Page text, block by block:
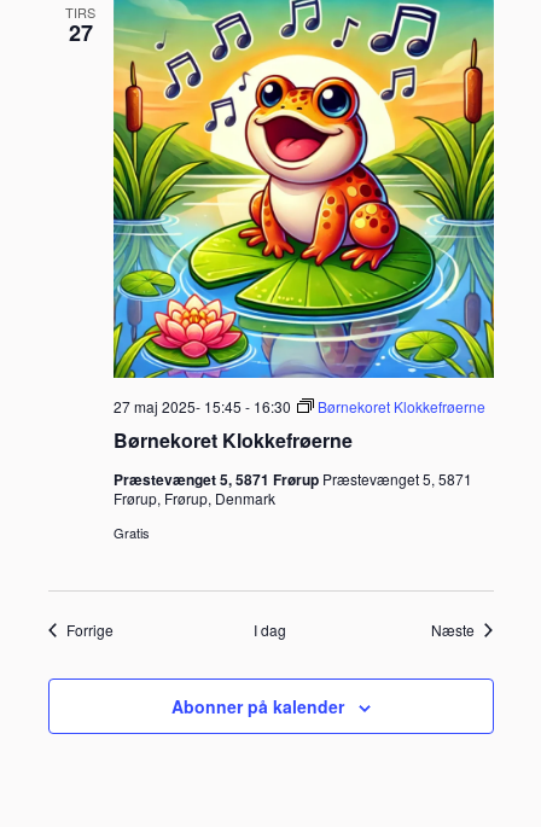
TIRS
27
Børnekoret Klokkefrøerne
27 maj 2025- 15:45 - 16:30 Børnekoret Klokkefrøerne
Præstevænget 5, 5871 Frørup Præstevænget 5, 5871
Frørup, Frørup, Denmark
Gratis
ForrigeBegivenheder I dag Næste
Abonner på kalender